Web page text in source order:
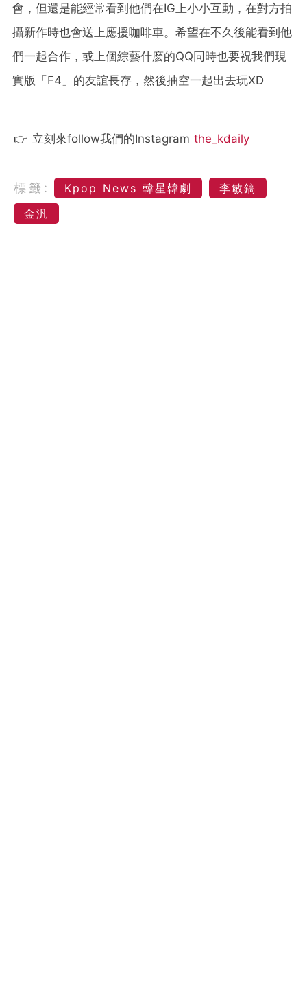
會，但還是能經常看到他們在IG上小小互動，在對方拍
攝新作時也會送上應援咖啡車。希望在不久後能看到他
們一起合作，或上個綜藝什麽的QQ同時也要祝我們現
實版「F4」的友誼長存，然後抽空一起出去玩XD
👉 立刻來follow我們的Instagram the_kdaily
標籤: Kpop News 韓星韓劇
李敏鎬
金汎